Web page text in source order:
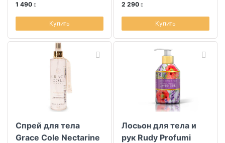
1 490
Купить
2 290
Купить
Спрей для тела
Grace Cole Nectarine
Лосьон для тела и
рук Rudy Profumi